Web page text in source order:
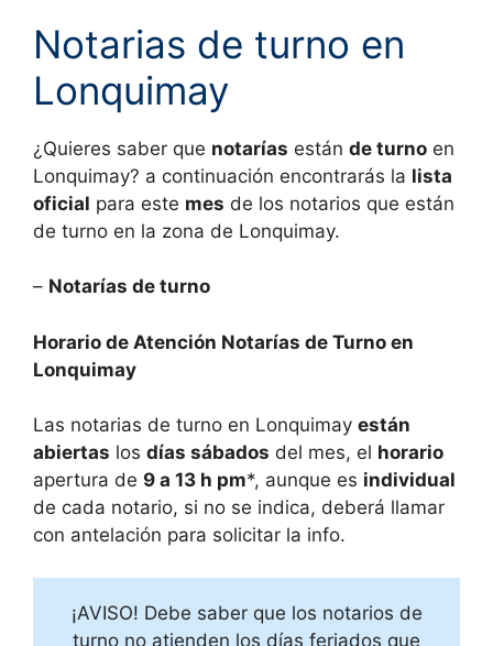
Notarias de turno en
Lonquimay
¿Quieres saber que notarías están de turno en
Lonquimay? a continuación encontrarás la lista
oficial para este mes de los notarios que están
de turno en la zona de Lonquimay.
– Notarías de turno
Horario de Atención Notarías de Turno en
Lonquimay
Las notarias de turno en Lonquimay están
abiertas los días sábados del mes, el horario
apertura de 9 a 13 h pm*, aunque es individual
de cada notario, si no se indica, deberá llamar
con antelación para solicitar la info.
¡AVISO! Debe saber que los notarios de
turno no atienden los días feriados que